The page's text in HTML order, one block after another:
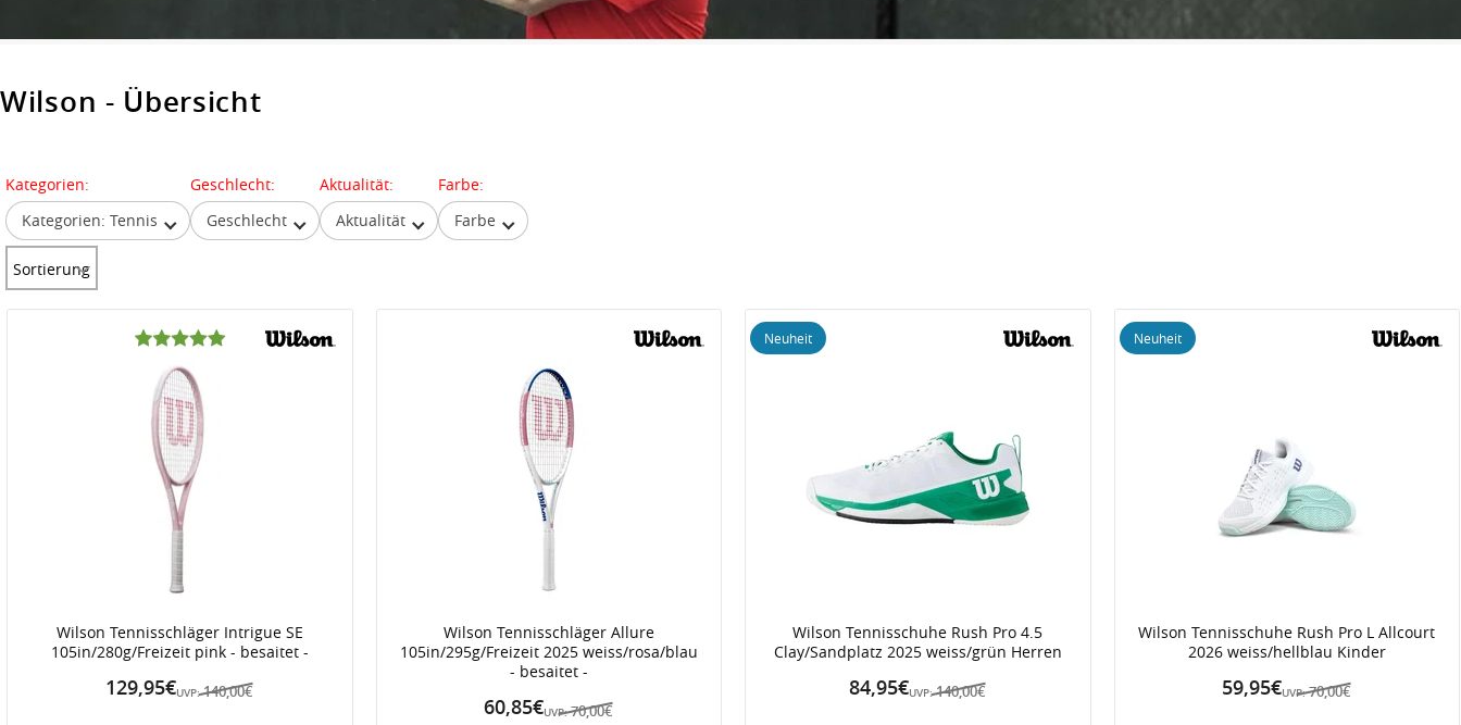
Wilson - Übersicht
Kategorien:
Kategorien: Tennis
Geschlecht:
Geschlecht
Aktualität:
Aktualität
Farbe:
Farbe
Sortierung
Wilson Tennisschläger Intrigue SE
105in/280g/Freizeit pink - besaitet -
UVP: 140,00€
129,95€
Wilson Tennisschläger Allure
105in/295g/Freizeit 2025 weiss/rosa/blau
- besaitet -
UVP: 70,00€
60,85€
Wilson Tennisschuhe Rush Pro 4.5
Clay/Sandplatz 2025 weiss/grün Herren
UVP: 140,00€
84,95€
Neuheit
Wilson Tennisschuhe Rush Pro L Allcourt
2026 weiss/hellblau Kinder
UVP: 70,00€
59,95€
Neuheit